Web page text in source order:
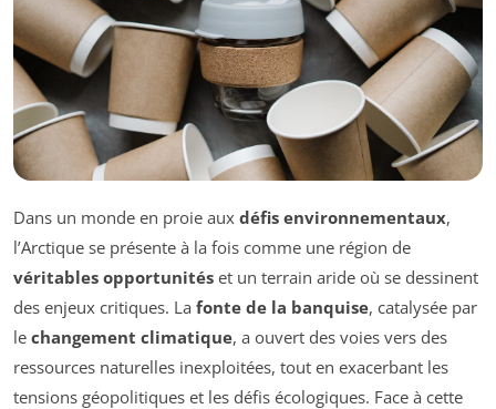
Dans un monde en proie aux défis environnementaux,
l’Arctique se présente à la fois comme une région de
véritables opportunités et un terrain aride où se dessinent
des enjeux critiques. La fonte de la banquise, catalysée par
le changement climatique, a ouvert des voies vers des
ressources naturelles inexploitées, tout en exacerbant les
tensions géopolitiques et les défis écologiques. Face à cette